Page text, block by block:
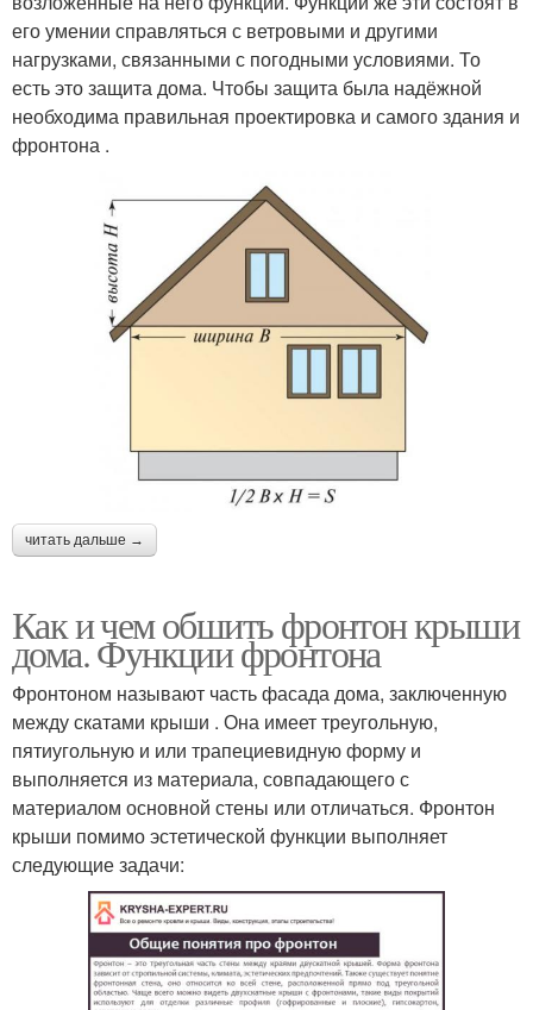
его умении справляться с ветровыми и другими
нагрузками, связанными с погодными условиями. То
есть это защита дома. Чтобы защита была надёжной
необходима правильная проектировка и самого здания и
фронтона .
читать дальше →
Как и чем обшить фронтон крыши
дома. Функции фронтона
Фронтоном называют часть фасада дома, заключенную
между скатами крыши . Она имеет треугольную,
пятиугольную и или трапециевидную форму и
выполняется из материала, совпадающего с
материалом основной стены или отличаться. Фронтон
крыши помимо эстетической функции выполняет
следующие задачи: